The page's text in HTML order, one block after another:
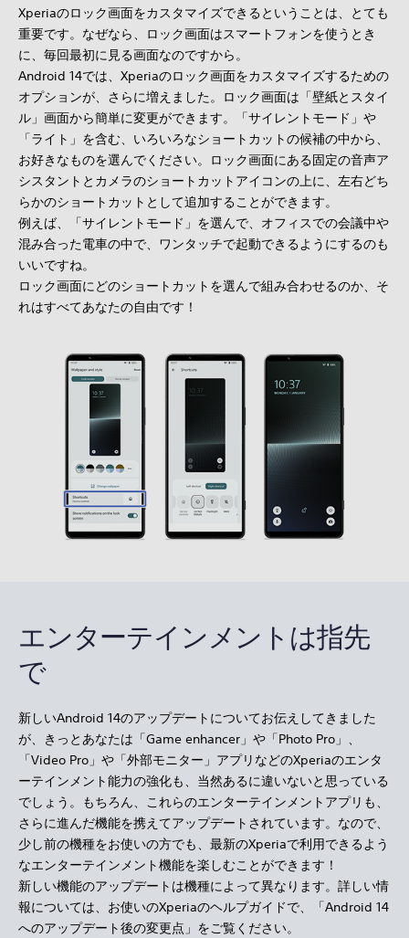
Xperiaのロック画面をカスタマイズできるということは、とても
重要です。なぜなら、ロック画面はスマートフォンを使うとき
に、毎回最初に見る画面なのですから。
Android 14では、Xperiaのロック画面をカスタマイズするための
オプションが、さらに増えました。ロック画面は「壁紙とスタイ
ル」画面から簡単に変更ができます。「サイレントモード」や
「ライト」を含む、いろいろなショートカットの候補の中から、
お好きなものを選んでください。ロック画面にある固定の音声ア
シスタントとカメラのショートカットアイコンの上に、左右どち
らかのショートカットとして追加することができます。
例えば、「サイレントモード」を選んで、オフィスでの会議中や
混み合った電車の中で、ワンタッチで起動できるようにするのも
いいですね。
ロック画面にどのショートカットを選んで組み合わせるのか、そ
れはすべてあなたの自由です！
エンターテインメントは指先
で
新しいAndroid 14のアップデートについてお伝えしてきました
が、きっとあなたは「Game enhancer」や「Photo Pro」、
「Video Pro」や「外部モニター」アプリなどのXperiaのエンタ
ーテインメント能力の強化も、当然あるに違いないと思っている
でしょう。もちろん、これらのエンターテインメントアプリも、
さらに進んだ機能を携えてアップデートされています。なので、
少し前の機種をお使いの方でも、最新のXperiaで利用できるよう
なエンターテインメント機能を楽しむことができます！
新しい機能のアップデートは機種によって異なります。詳しい情
報については、お使いのXperiaのヘルプガイドで、「Android 14
へのアップデート後の変更点」をご覧ください。